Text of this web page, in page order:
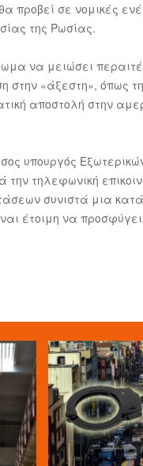
προβεί σε νομικές
της Ρωσίας.
να μειώσει
στην «άξεστη», όπως
αποστολή στην
υπουργός
τηλεφωνική
συνιστά μια
έτοιμη να